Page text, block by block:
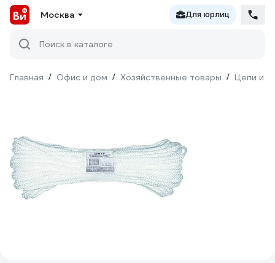
Москва Для юрлиц
Поиск в каталоге
Главная / Офис и дом / Хозяйственные товары / Цепи и